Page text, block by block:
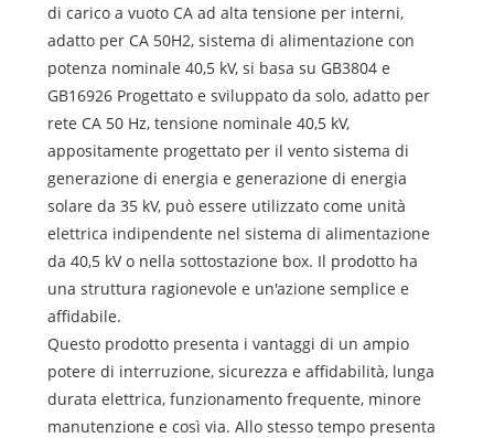
di carico a vuoto CA ad alta tensione per interni,
adatto per CA 50H2, sistema di alimentazione con
potenza nominale 40,5 kV, si basa su GB3804 e
GB16926 Progettato e sviluppato da solo, adatto per
rete CA 50 Hz, tensione nominale 40,5 kV,
appositamente progettato per il vento sistema di
generazione di energia e generazione di energia
solare da 35 kV, può essere utilizzato come unità
elettrica indipendente nel sistema di alimentazione
da 40,5 kV o nella sottostazione box. Il prodotto ha
una struttura ragionevole e un'azione semplice e
affidabile.
Questo prodotto presenta i vantaggi di un ampio
potere di interruzione, sicurezza e affidabilità, lunga
durata elettrica, funzionamento frequente, minore
manutenzione e così via. Allo stesso tempo presenta